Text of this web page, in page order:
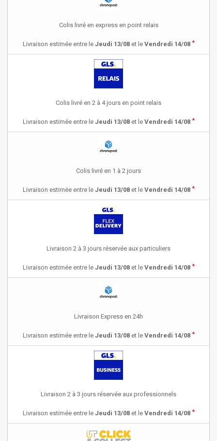
Colis livré en express en point relais
Livraison estimée entre le Jeudi 13/08et le Vendredi 14/08 *
Colis livré en 2 à 4 jours en point relais
Livraison estimée entre le Jeudi 13/08et le Vendredi 14/08 *
Colis livré en 1 à 2 jours
Livraison estimée entre le Jeudi 13/08et le Vendredi 14/08 *
Livraison 2 à 3 jours réservée aux particuliers
Livraison estimée entre le Jeudi 13/08et le Vendredi 14/08 *
Livraison Express en 24h
Livraison estimée entre le Jeudi 13/08et le Vendredi 14/08 *
Livraison 2 à 3 jours réservée aux professionnels
Livraison estimée entre le Jeudi 13/08et le Vendredi 14/08 *